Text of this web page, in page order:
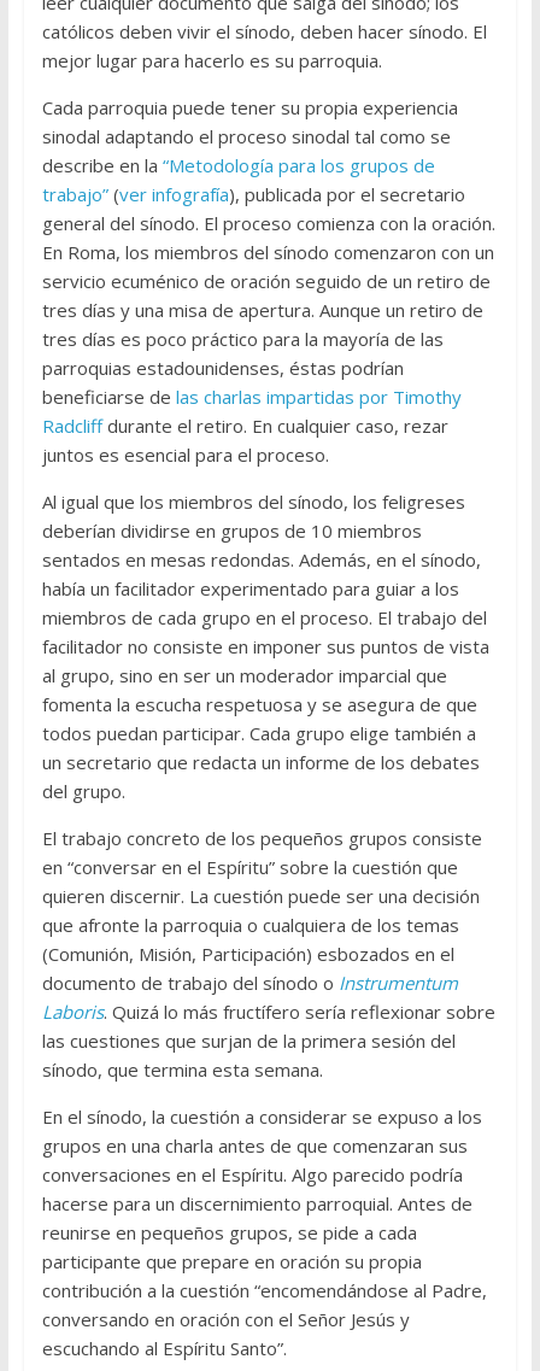
católicos deben vivir el sínodo, deben hacer sínodo. El
mejor lugar para hacerlo es su parroquia.
Cada parroquia puede tener su propia experiencia
sinodal adaptando el proceso sinodal tal como se
describe en la “Metodología para los grupos de
trabajo”(ver infografía), publicada por el secretario
general del sínodo. El proceso comienza con la oración.
En Roma, los miembros del sínodo comenzaron con un
servicio ecuménico de oración seguido de un retiro de
tres días y una misa de apertura. Aunque un retiro de
tres días es poco práctico para la mayoría de las
parroquias estadounidenses, éstas podrían
beneficiarse de las charlas impartidas por Timothy
Radcliffdurante el retiro. En cualquier caso, rezar
juntos es esencial para el proceso.
Al igual que los miembros del sínodo, los feligreses
deberían dividirse en grupos de 10 miembros
sentados en mesas redondas. Además, en el sínodo,
había un facilitador experimentado para guiar a los
miembros de cada grupo en el proceso. El trabajo del
facilitador no consiste en imponer sus puntos de vista
al grupo, sino en ser un moderador imparcial que
fomenta la escucha respetuosa y se asegura de que
todos puedan participar. Cada grupo elige también a
un secretario que redacta un informe de los debates
del grupo.
El trabajo concreto de los pequeños grupos consiste
en “conversar en el Espíritu” sobre la cuestión que
quieren discernir. La cuestión puede ser una decisión
que afronte la parroquia o cualquiera de los temas
(Comunión, Misión, Participación) esbozados en el
documento de trabajo del sínodo o Instrumentum
Laboris. Quizá lo más fructífero sería reflexionar sobre
las cuestiones que surjan de la primera sesión del
sínodo, que termina esta semana.
En el sínodo, la cuestión a considerar se expuso a los
grupos en una charla antes de que comenzaran sus
conversaciones en el Espíritu. Algo parecido podría
hacerse para un discernimiento parroquial. Antes de
reunirse en pequeños grupos, se pide a cada
participante que prepare en oración su propia
contribución a la cuestión “encomendándose al Padre,
conversando en oración con el Señor Jesús y
escuchando al Espíritu Santo”.